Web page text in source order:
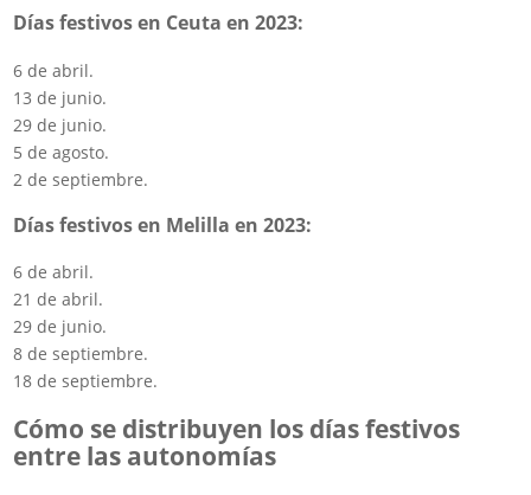
Días festivos en Ceuta en 2023:
6 de abril.
13 de junio.
29 de junio.
5 de agosto.
2 de septiembre.
Días festivos en Melilla en 2023:
6 de abril.
21 de abril.
29 de junio.
8 de septiembre.
18 de septiembre.
Cómo se distribuyen los días festivos
entre las autonomías